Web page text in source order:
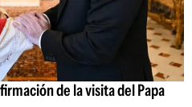
de la visita del Papa